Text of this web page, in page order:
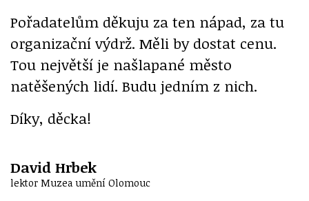
Pořadatelům děkuju za ten nápad, za tu
organizační výdrž. Měli by dostat cenu.
Tou největší je našlapané město
natěšených lidí. Budu jedním z nich.
Díky, děcka!
David Hrbek
lektor Muzea umění Olomouc